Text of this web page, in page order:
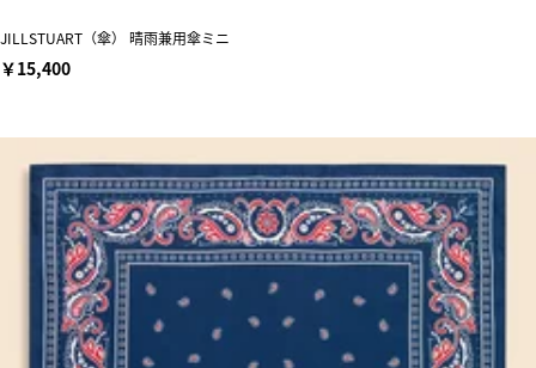
JILLSTUART（傘） 晴雨兼用傘ミニ
￥15,400